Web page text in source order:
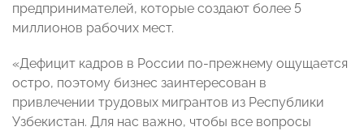
предпринимателей, которые создают более 5
миллионов рабочих мест.
«Дефицит кадров в России по-прежнему ощущается
остро, поэтому бизнес заинтересован в
привлечении трудовых мигрантов из Республики
Узбекистан. Для нас важно, чтобы все вопросы